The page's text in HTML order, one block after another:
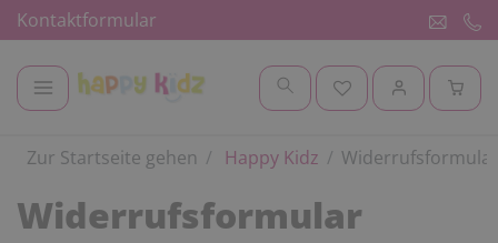
Kontaktformular
Zur Startseite gehen Happy Kidz Widerrufsformular
Widerrufs­formular